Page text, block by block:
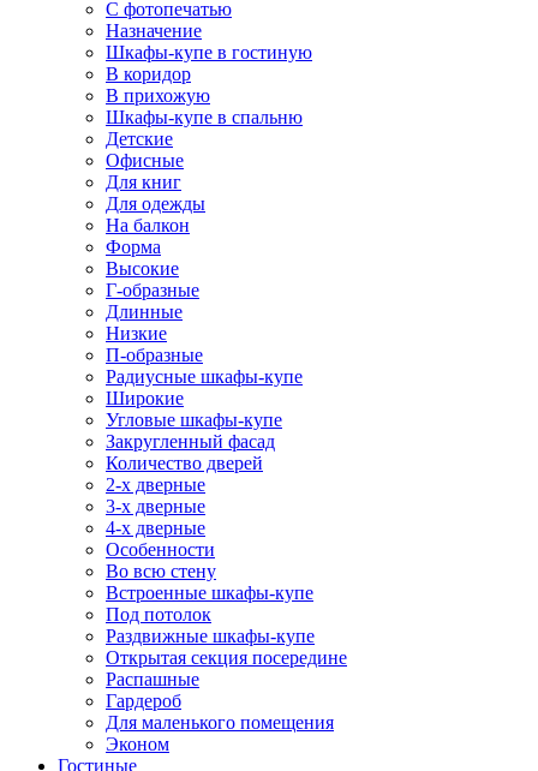
С фотопечатью
Назначение
Шкафы-купе в гостиную
В коридор
В прихожую
Шкафы-купе в спальню
Детские
Офисные
Для книг
Для одежды
На балкон
Форма
Высокие
Г-образные
Длинные
Низкие
П-образные
Радиусные шкафы-купе
Широкие
Угловые шкафы-купе
Закругленный фасад
Количество дверей
2-х дверные
3-х дверные
4-х дверные
Особенности
Во всю стену
Встроенные шкафы-купе
Под потолок
Раздвижные шкафы-купе
Открытая секция посередине
Распашные
Гардероб
Для маленького помещения
Эконом
Гостиные